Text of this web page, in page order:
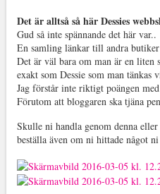
Det är alltså så här Dessies
Gud så inte spännande det här var..
En samling länkar till andra butiker
Det är väl bara om man är en
exakt som Dessie som man tänkas
Jag förstår inte riktigt poängen
Förutom att bloggaren ska tjäna
Skulle ni handla genom denna
beställa även om ni hittade något